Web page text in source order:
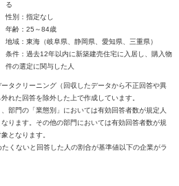
る
性別：指定なし
年齢：25～84歳
地域：東海（岐阜県、静岡県、愛知県、三重県）
条件：過去12年以内に新築建売住宅に入居し、購入物
件の選定に関与した人
タクリーニング（回収したデータから不正回答や異
れた回答を除外した上で作成しています。
部門の「業態別」においては有効回答者数が規定人
ります。その他の部門においては有効回答者数が規
となります。
くないと回答した人の割合が基準値以下の企業がラ